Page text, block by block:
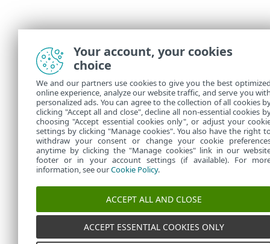
Your account, your cookies
choice
We and our partners use cookies to give you the best
online experience, analyze our website traffic, and serve you
personalized ads. You can agree to the collection of all cookies
clicking "Accept all and close", decline all non-essential cookies
choosing "Accept essential cookies only", or adjust your
settings by clicking "Manage cookies". You also have the right
withdraw your consent or change your cookie
anytime by clicking the "Manage cookies" link in our
footer or in your account settings (if available). For
information, see ourCookie Policy.
ACCEPT ALL AND CLOSE
ACCEPT ESSENTIAL COOKIES ONLY